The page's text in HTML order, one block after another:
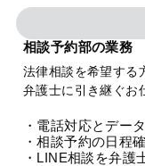
相談予約部の業務
法律相談を希望する
弁護士に引き継ぐお
・電話対応とデー
・相談予約の日程
・LINE相談を弁護
特設サイト
相談先情報サイト